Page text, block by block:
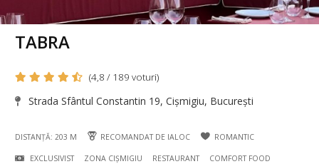
TABRA
(4,8 / 189 voturi)
Strada Sfântul Constantin 19, Cișmigiu, București
DISTANȚĂ: 203 M RECOMANDAT DE IALOC ROMANTIC
EXCLUSIVIST ZONA CIȘMIGIU RESTAURANT COMFORT FOOD